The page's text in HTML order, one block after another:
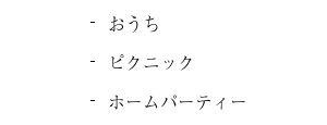
おうち
ピクニック
ホームパーティー